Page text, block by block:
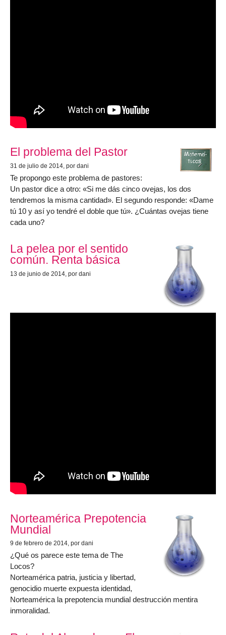
El problema del Pastor
31 de julio de 2014, por dani
Te propongo este problema de pastores:
Un pastor dice a otro: «Si me dás cinco ovejas, los dos
tendremos la misma cantidad». El segundo responde: «Dame
tú 10 y así yo tendré el doble que tú». ¿Cuántas ovejas tiene
cada uno?
La pelea por el sentido
común. Renta básica
13 de junio de 2014, por dani
Norteamérica Prepotencia
Mundial
9 de febrero de 2014, por dani
¿Qué os parece este tema de The
Locos?
Norteamérica patria, justicia y libertad,
genocidio muerte expuesta identidad,
Norteamérica la prepotencia mundial destrucción mentira
inmoralidad.